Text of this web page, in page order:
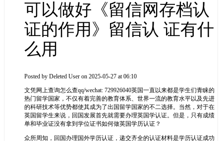
可以做好《留信网存档认
证的作用》留信认 证有什
么用
Posted by Deleted User on 2025-05-27 at 06:10
文凭网上查询怎么查qq/wechat: 729926040英国一直以来都是学生们青睐的
热门留学国家，不仅有着完善的教育体系、世界一流的教育水平以及先进
的科研技术等优势都使其成为了出国留学国家的不二选择。当然，对于在
英国留学生来说，回国发展首先就需要办理英国学认证。但是，只有成绩
单和毕业证没有拿到学位证书如何做英国学历认证？
众所周知，回国办理国外学历认证，递交齐全的认证材料是学历认证成功